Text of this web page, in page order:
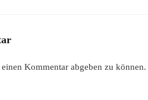
Kommentar abgeben zu können.